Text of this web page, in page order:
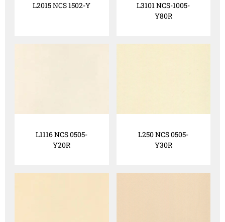
L2015 NCS 1502-Y
L3101 NCS-1005-
Y80R
L1116 NCS 0505-
Y20R
L250 NCS 0505-
Y30R